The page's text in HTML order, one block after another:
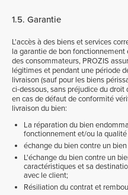
1.5. Garantie
L'accès à des biens et services
la garantie de bon
des consommateurs, PROZIS
légitimes et pendant une période
livraison (sauf pour les biens
ci-dessous, sans préjudice du
en cas de défaut de conformité
livraison du bien:
La réparation du bien
fonctionnement et/ou la
échange du bien contre un
L'échange du bien contre un
caractéristiques et sa
avec le client;
Résiliation du contrat et